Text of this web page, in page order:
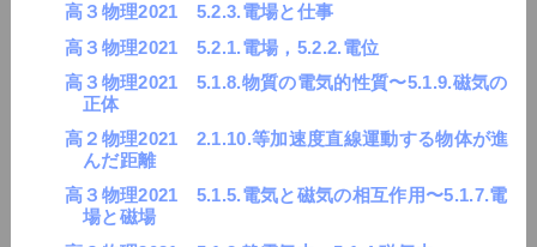
高３物理2021 5.2.3.電場と仕事
高３物理2021 5.2.1.電場，5.2.2.電位
高３物理2021 5.1.8.物質の電気的性質〜5.1.9.磁気の
正体
高２物理2021 2.1.10.等加速度直線運動する物体が進
んだ距離
高３物理2021 5.1.5.電気と磁気の相互作用〜5.1.7.電
場と磁場